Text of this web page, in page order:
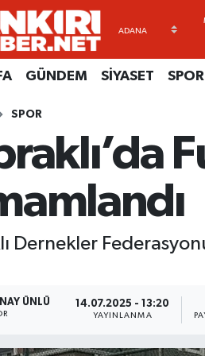
GÜNDEM SİYASET SPOR
SPOR
Dernekler
ÜNLÜ 14.07.2025 - 13:20
YAYINLANMA
ve Fikstür